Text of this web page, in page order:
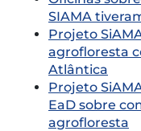
SIAMA
Projeto
agrofloresta
Atlântica
Projeto
EaD sobre
agrofloresta